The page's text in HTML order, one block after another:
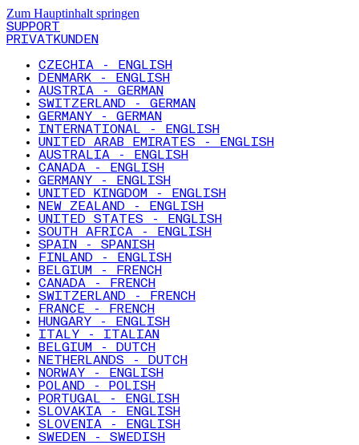
Zum Hauptinhalt springen
SUPPORT
PRIVATKUNDEN
CZECHIA - ENGLISH
DENMARK - ENGLISH
AUSTRIA - GERMAN
SWITZERLAND - GERMAN
GERMANY - GERMAN
INTERNATIONAL - ENGLISH
UNITED ARAB EMIRATES - ENGLISH
AUSTRALIA - ENGLISH
CANADA - ENGLISH
GERMANY - ENGLISH
UNITED KINGDOM - ENGLISH
NEW ZEALAND - ENGLISH
UNITED STATES - ENGLISH
SOUTH AFRICA - ENGLISH
SPAIN - SPANISH
FINLAND - ENGLISH
BELGIUM - FRENCH
CANADA - FRENCH
SWITZERLAND - FRENCH
FRANCE - FRENCH
HUNGARY - ENGLISH
ITALY - ITALIAN
BELGIUM - DUTCH
NETHERLANDS - DUTCH
NORWAY - ENGLISH
POLAND - POLISH
PORTUGAL - ENGLISH
SLOVAKIA - ENGLISH
SLOVENIA - ENGLISH
SWEDEN - SWEDISH